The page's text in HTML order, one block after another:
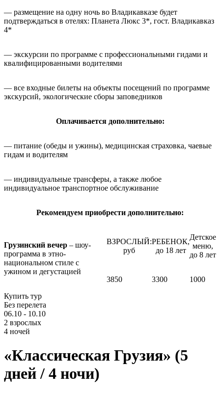
— размещение на одну ночь во Владикавказе будет
подтверждаться в отелях: Планета Люкс 3*, гост. Владикавказ
4*
— экскурсии по программе с профессиональными гидами и
квалифицированными водителями
— все входные билеты на объекты посещений по программе
экскурсий, экологические сборы заповедников
Оплачивается дополнительно:
— питание (обеды и ужины), медицинская страховка, чаевые
гидам и водителям
— индивидуальные трансферы, а также любое
индивидуальное транспортное обслуживание
Рекомендуем приобрести дополнительно:
Грузинский вечер – шоу-
программа в этно-
национальном стиле с
ужином и дегустацией
ВЗРОСЛЫЙ:
руб
РЕБЕНОК,
до 18 лет
Детское
меню,
до 8 лет
3850 3300
1000
Купить тур
Без перелета
06.10 - 10.10
2 взрослых
4 ночей
«Классическая Грузия» (5
дней / 4 ночи)